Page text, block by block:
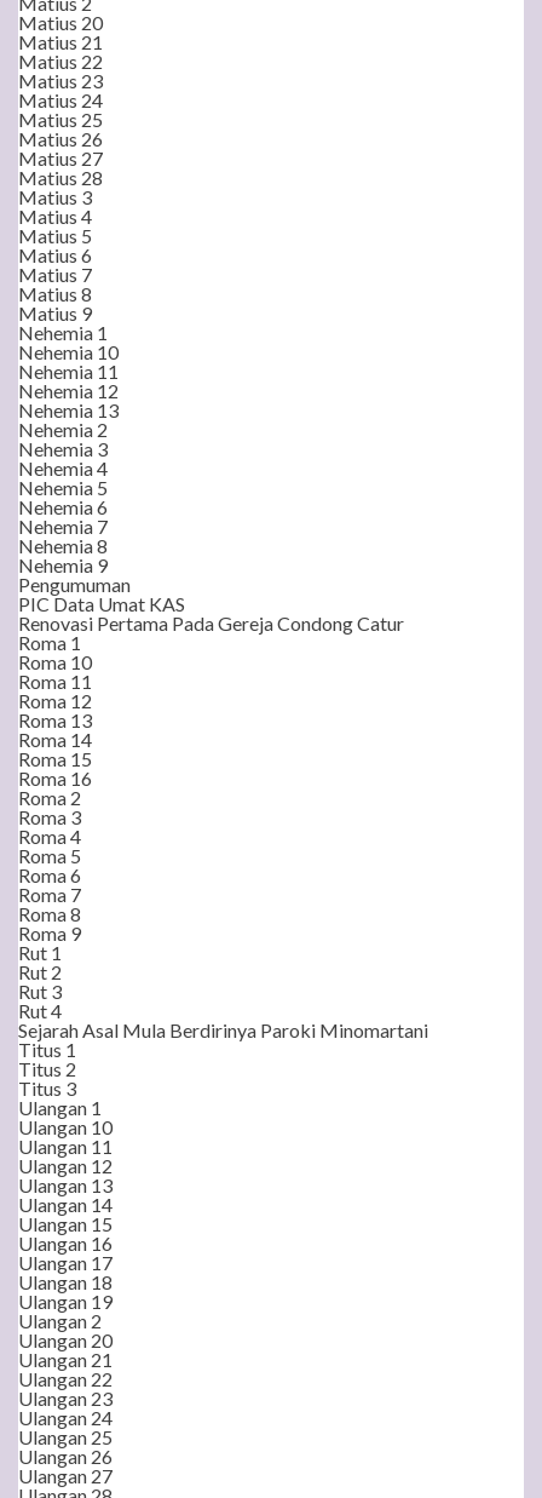
Matius 20
Matius 21
Matius 22
Matius 23
Matius 24
Matius 25
Matius 26
Matius 27
Matius 28
Matius 3
Matius 4
Matius 5
Matius 6
Matius 7
Matius 8
Matius 9
Nehemia 1
Nehemia 10
Nehemia 11
Nehemia 12
Nehemia 13
Nehemia 2
Nehemia 3
Nehemia 4
Nehemia 5
Nehemia 6
Nehemia 7
Nehemia 8
Nehemia 9
Pengumuman
PIC Data Umat KAS
Renovasi Pertama Pada Gereja Condong Catur
Roma 1
Roma 10
Roma 11
Roma 12
Roma 13
Roma 14
Roma 15
Roma 16
Roma 2
Roma 3
Roma 4
Roma 5
Roma 6
Roma 7
Roma 8
Roma 9
Rut 1
Rut 2
Rut 3
Rut 4
Sejarah Asal Mula Berdirinya Paroki Minomartani
Titus 1
Titus 2
Titus 3
Ulangan 1
Ulangan 10
Ulangan 11
Ulangan 12
Ulangan 13
Ulangan 14
Ulangan 15
Ulangan 16
Ulangan 17
Ulangan 18
Ulangan 19
Ulangan 2
Ulangan 20
Ulangan 21
Ulangan 22
Ulangan 23
Ulangan 24
Ulangan 25
Ulangan 26
Ulangan 27